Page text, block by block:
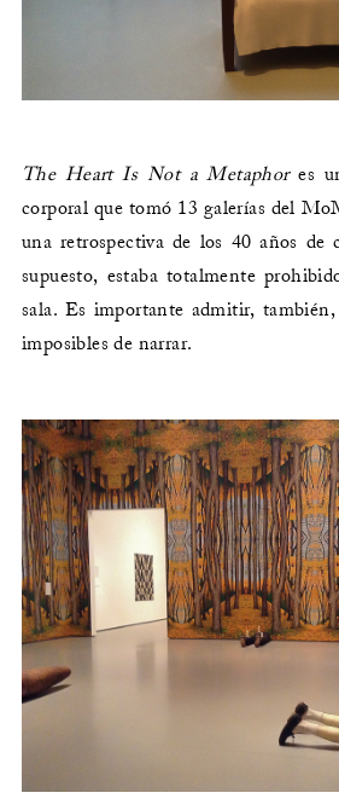
The Heart Is Not a Metaphores
corporal que tomó 13 galerías del
una retrospectiva de los 40 años de
supuesto, estaba totalmente
sala. Es importante admitir, también,
imposibles de narrar.